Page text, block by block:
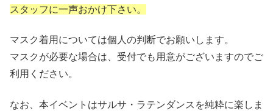
スタッフに一声おかけ下さい。
マスク着用については個人の判断でお願いします。
マスクが必要な場合は、受付でも用意がございますのでご
利用ください。
なお、本イベントはサルサ・ラテンダンスを純粋に楽しま